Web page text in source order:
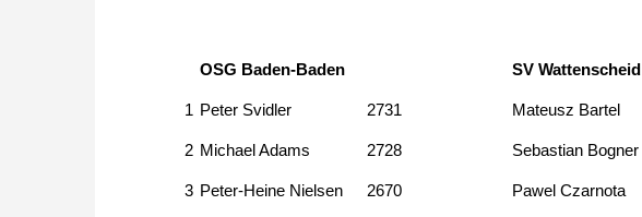
OSG Baden-Baden SV Wattenscheid
1 Peter Svidler 2731 Mateusz Bartel
2 Michael Adams 2728 Sebastian Bogner
3 Peter-Heine Nielsen 2670 Pawel Czarnota